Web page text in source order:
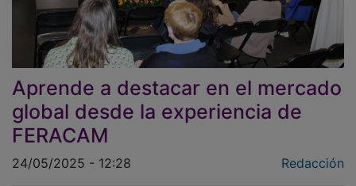
Aprende a destacar en el mercado
global desde la experiencia de
FERACAM